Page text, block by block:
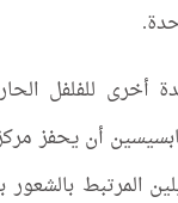
أخرى للفلفل
أن يحفز
المرتبط بالشعور